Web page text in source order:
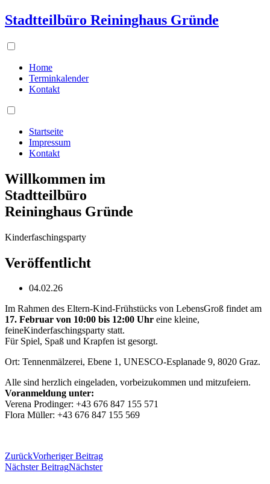
Stadtteilbüro Reininghaus Gründe
Home
Terminkalender
Kontakt
Startseite
Impressum
Kontakt
Willkommen im
Stadtteilbüro
Reininghaus Gründe
Kinderfaschingsparty
Veröffentlicht
04.02.26
Im Rahmen des Eltern-Kind-Frühstücks von LebensGroß findet am
17. Februar von 10:00 bis 12:00 Uhr eine kleine,
feineKinderfaschingsparty statt.
Für Spiel, Spaß und Krapfen ist gesorgt.
Ort: Tennenmälzerei, Ebene 1, UNESCO-Esplanade 9, 8020 Graz.
Alle sind herzlich eingeladen, vorbeizukommen und mitzufeiern.
Voranmeldung unter:
Verena Prodinger: +43 676 847 155 571
Flora Müller: +43 676 847 155 569
ZurückVorheriger Beitrag
Nächster BeitragNächster